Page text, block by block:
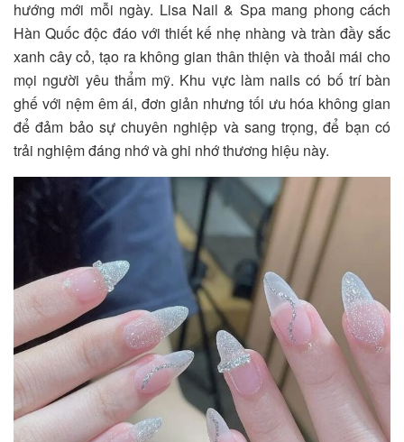
hướng mới mỗi ngày. Lisa Nail & Spa mang phong cách
Hàn Quốc độc đáo với thiết kế nhẹ nhàng và tràn đầy sắc
xanh cây cỏ, tạo ra không gian thân thiện và thoải mái cho
mọi người yêu thẩm mỹ. Khu vực làm nails có bố trí bàn
ghế với nệm êm ái, đơn giản nhưng tối ưu hóa không gian
để đảm bảo sự chuyên nghiệp và sang trọng, để bạn có
trải nghiệm đáng nhớ và ghi nhớ thương hiệu này.